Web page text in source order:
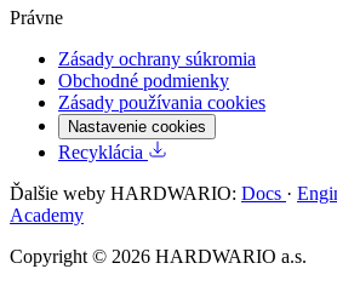
Právne
Zásady ochrany súkromia
Obchodné podmienky
Zásady používania cookies
Nastavenie cookies
Recyklácia
Ďalšie weby HARDWARIO: Docs ·
Academy
Copyright © 2026 HARDWARIO a.s.